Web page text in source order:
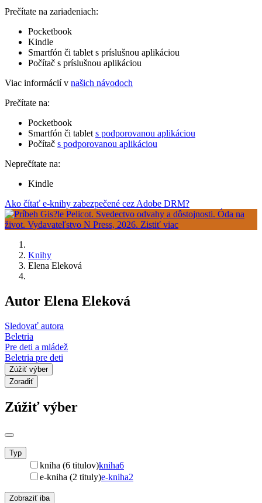
Prečítate na zariadeniach:
Pocketbook
Kindle
Smartfón či tablet s príslušnou aplikáciou
Počítač s príslušnou aplikáciou
Viac informácií v našich návodoch
Prečítate na:
Pocketbook
Smartfón či tablet s podporovanou aplikáciou
Počítač s podporovanou aplikáciou
Neprečítate na:
Kindle
Ako čítať e-knihy zabezpečené cez Adobe DRM?
Knihy
Elena Eleková
Autor Elena Eleková
Sledovať autora
Beletria
Pre deti a mládež
Beletria pre deti
Zúžiť výber
Zoradiť
Zúžiť výber
Typ
kniha (6 titulov)kniha6
e-kniha (2 tituly)e-kniha2
Zobraziť iba